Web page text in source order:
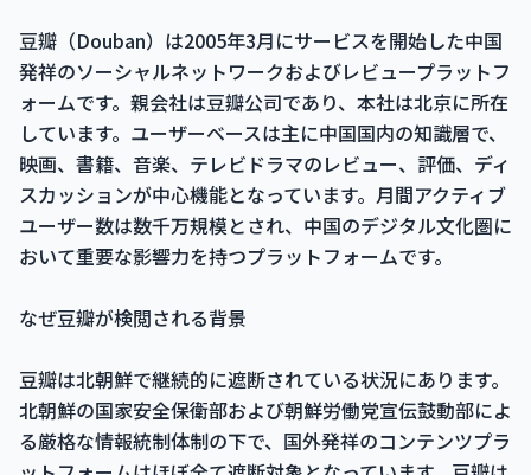
豆瓣（Douban）は2005年3月にサービスを開始した中国
発祥のソーシャルネットワークおよびレビュープラットフ
ォームです。親会社は豆瓣公司であり、本社は北京に所在
しています。ユーザーベースは主に中国国内の知識層で、
映画、書籍、音楽、テレビドラマのレビュー、評価、ディ
スカッションが中心機能となっています。月間アクティブ
ユーザー数は数千万規模とされ、中国のデジタル文化圏に
おいて重要な影響力を持つプラットフォームです。
なぜ豆瓣が検閲される背景
豆瓣は北朝鮮で継続的に遮断されている状況にあります。
北朝鮮の国家安全保衛部および朝鮮労働党宣伝鼓動部によ
る厳格な情報統制体制の下で、国外発祥のコンテンツプラ